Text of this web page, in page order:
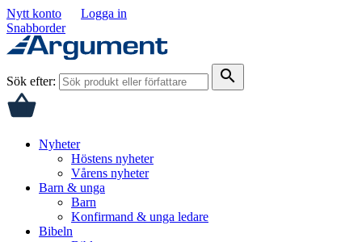
Nytt konto
Logga in
Snabborder
Sök efter: search
Nyheter
Höstens nyheter
Vårens nyheter
Barn & unga
Barn
Konfirmand & unga ledare
Bibeln